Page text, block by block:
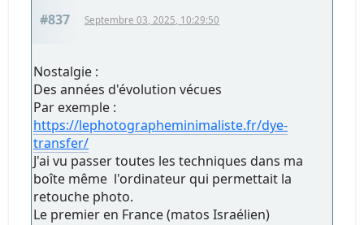
#837 Septembre 03, 2025, 10:29:50
Nostalgie :
Des années d'évolution vécues
Par exemple :
https://lephotographeminimaliste.fr/dye-
transfer/
J'ai vu passer toutes les techniques dans ma
boîte même l'ordinateur qui permettait la
retouche photo.
Le premier en France (matos Israélien)